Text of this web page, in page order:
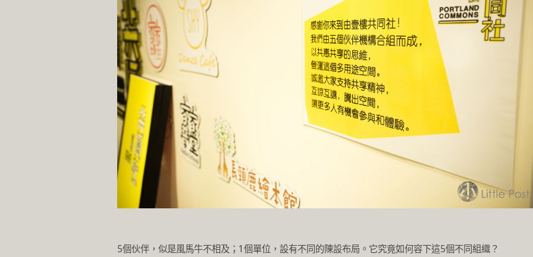
5個伙伴，似是風馬牛不相及；1個單位，設有不同的陳設布局。它究竟如何容下這5個不同組織？